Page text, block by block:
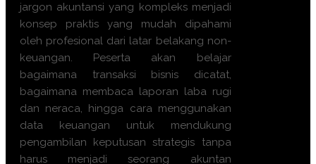
jargon akuntansi yang kompleks menjadi
konsep praktis yang mudah dipahami
oleh profesional dari latar belakang non-
keuangan. Peserta akan belajar
bagaimana transaksi bisnis dicatat,
bagaimana membaca laporan laba rugi
dan neraca, hingga cara menggunakan
data keuangan untuk mendukung
pengambilan keputusan strategis tanpa
harus menjadi seorang akuntan